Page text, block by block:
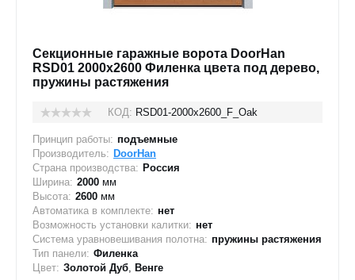
Секционные гаражные ворота DoorHan
RSD01 2000x2600 Филенка цвета под дерево,
пружины растяжения
КОД: RSD01-2000х2600_F_Oak
Принцип работы: подъемные
Производитель: DoorHan
Страна производства: Россия
Ширина: 2000 мм
Высота: 2600 мм
Автоматика в комплекте: нет
Возможность установки калитки: нет
Система уравновешивания полотна: пружины растяжения
Тип панели: Филенка
Цвет: Золотой Дуб, Венге